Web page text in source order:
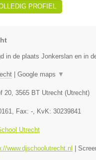
PROFIEL
in de plaats Jonkerslan en in
Google maps ▼
20, 3565 BT Utrecht (Utrecht)
, Fax: -, KvK: 30239841
Utrecht
www.djschoolutrecht.nl